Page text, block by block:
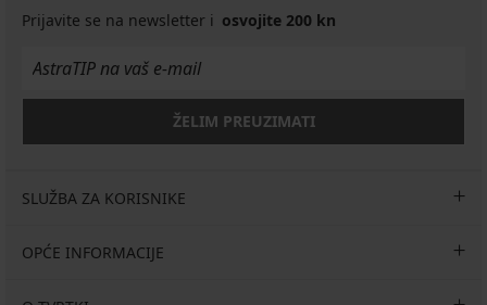
Prijavite se na newsletter i osvojite 200 kn
ŽELIM PREUZIMATI
SLUŽBA ZA KORISNIKE
OPĆE INFORMACIJE